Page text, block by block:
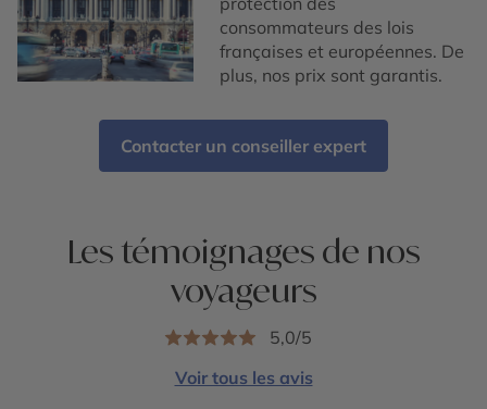
consommateurs des lois
françaises et européennes. De
plus, nos prix sont garantis.
Contacter un conseiller expert
Les témoignages de nos
voyageurs
5,0/5
Voir tous les avis